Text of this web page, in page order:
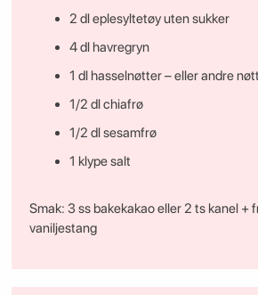
2 dl eplesyltetøy uten sukker
4 dl havregryn
1 dl hasselnøtter – eller andre
1/2 dl chiafrø
1/2 dl sesamfrø
1 klype salt
Smak: 3 ss bakekakao eller 2 ts kanel +
vaniljestang